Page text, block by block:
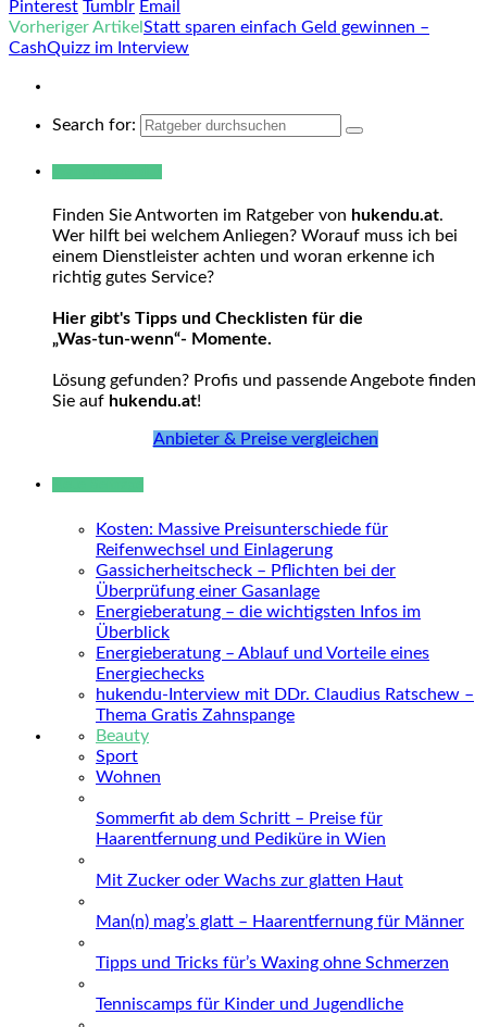
Pinterest Tumblr Email
Vorheriger Artikel Statt sparen einfach Geld gewinnen –
CashQuizz im Interview
Search for:
Finden Sie Antworten im Ratgeber von hukendu.at.
Wer hilft bei welchem Anliegen? Worauf muss ich bei
einem Dienstleister achten und woran erkenne ich
richtig gutes Service?
Hier gibt's Tipps und Checklisten für die
„Was-tun-wenn“- Momente.
Lösung gefunden? Profis und passende Angebote finden
Sie auf hukendu.at!
Anbieter & Preise vergleichen
Kosten: Massive Preisunterschiede für
Reifenwechsel und Einlagerung
Gassicherheitscheck – Pflichten bei der
Überprüfung einer Gasanlage
Energieberatung – die wichtigsten Infos im
Überblick
Energieberatung – Ablauf und Vorteile eines
Energiechecks
hukendu-Interview mit DDr. Claudius Ratschew –
Thema Gratis Zahnspange
Beauty
Sport
Wohnen
Sommerfit ab dem Schritt – Preise für
Haarentfernung und Pediküre in Wien
Mit Zucker oder Wachs zur glatten Haut
Man(n) mag’s glatt – Haarentfernung für Männer
Tipps und Tricks für’s Waxing ohne Schmerzen
Tenniscamps für Kinder und Jugendliche